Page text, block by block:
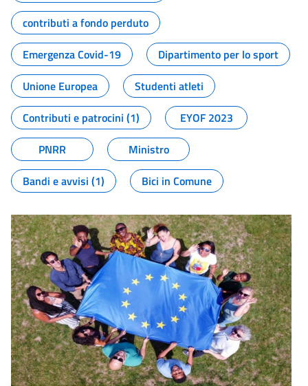
contributi a fondo perduto
Emergenza Covid-19
Dipartimento per lo sport
Unione Europea
Studenti atleti
Contributi e patrocini (1)
EYOF 2023
PNRR
Ministro
Bandi e avvisi (1)
Bici in Comune